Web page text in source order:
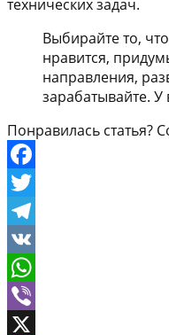
технических задач.
Выбирайте то,
нравится,
направления,
зарабатывайте. У
Понравилась статья?
Facebook
Twitter
Telegram
VK
WhatsApp
Viber